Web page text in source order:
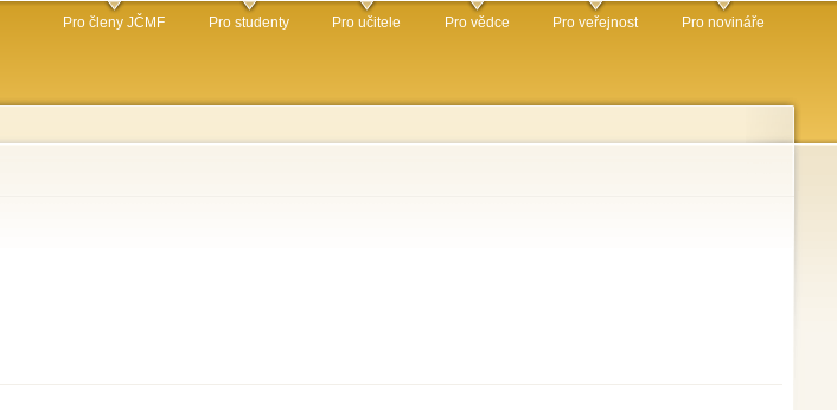
Pro členy JČMF Pro studenty Pro učitele Pro vědce Pro veřejnost Pro novináře